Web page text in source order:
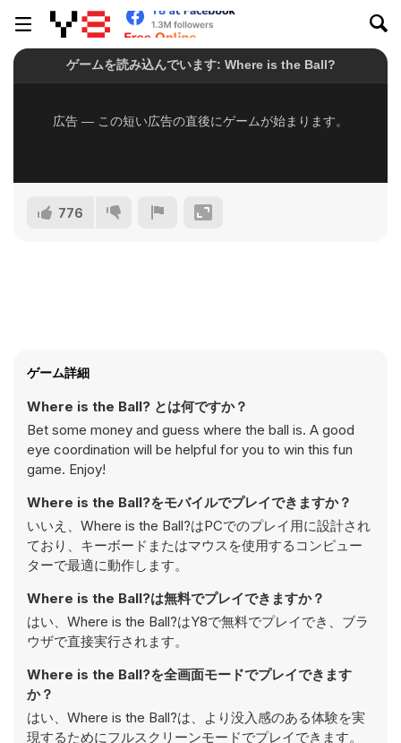
776
ゲーム詳細
Where is the Ball? とは何ですか？
Bet some money and guess where the ball is. A good
eye coordination will be helpful for you to win this fun
game. Enjoy!
Where is the Ball?をモバイルでプレイできますか？
いいえ、Where is the Ball?はPCでのプレイ用に設計され
ており、キーボードまたはマウスを使用するコンピュー
ターで最適に動作します。
Where is the Ball?は無料でプレイできますか？
はい、Where is the Ball?はY8で無料でプレイでき、ブラ
ウザで直接実行されます。
Where is the Ball?を全画面モードでプレイできます
か？
はい、Where is the Ball?は、より没入感のある体験を実
現するためにフルスクリーンモードでプレイできます。